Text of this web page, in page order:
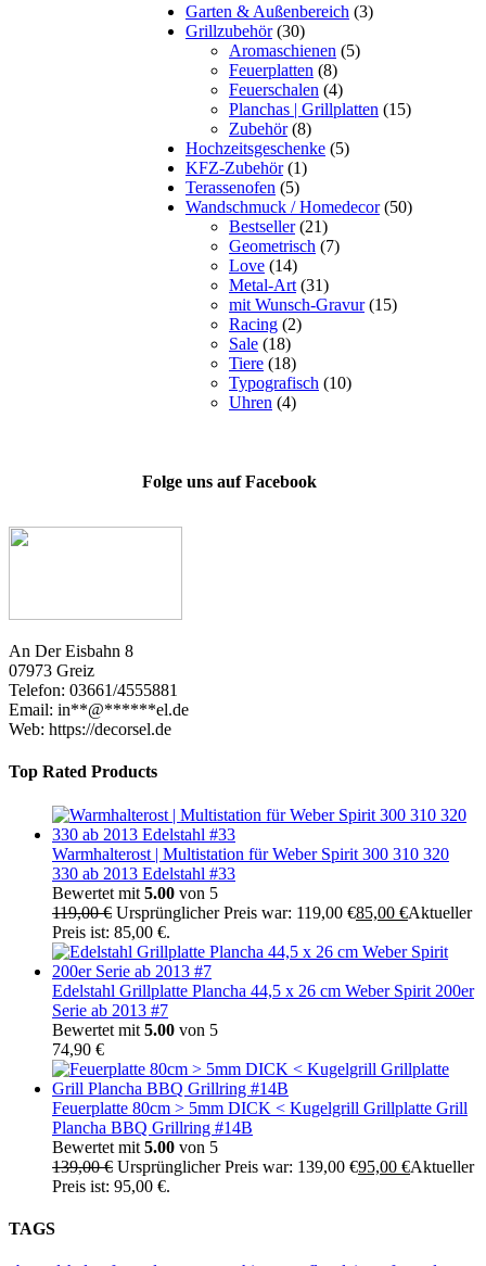
Garten & Außenbereich (3)
Grillzubehör (30)
Aromaschienen (5)
Feuerplatten (8)
Feuerschalen (4)
Planchas | Grillplatten (15)
Zubehör (8)
Hochzeitsgeschenke (5)
KFZ-Zubehör (1)
Terassenofen (5)
Wandschmuck / Homedecor (50)
Bestseller (21)
Geometrisch (7)
Love (14)
Metal-Art (31)
mit Wunsch-Gravur (15)
Racing (2)
Sale (18)
Tiere (18)
Typografisch (10)
Uhren (4)
Folge uns auf Facebook
An Der Eisbahn 8
07973 Greiz
Telefon: 03661/4555881
Email: in**@******el.de
Web: https://decorsel.de
Top Rated Products
Warmhalterost | Multistation für Weber Spirit 300 310 320
330 ab 2013 Edelstahl #33
Bewertet mit 5.00 von 5
119,00€ Ursprünglicher Preis war: 119,00 €85,00 €Aktueller
Preis ist: 85,00 €.
Edelstahl Grillplatte Plancha 44,5 x 26 cm Weber Spirit 200er
Serie ab 2013 #7
Bewertet mit 5.00 von 5
74,90 €
Feuerplatte 80cm > 5mm DICK < Kugelgrill Grillplatte Grill
Plancha BBQ Grillring #14B
Bewertet mit 5.00 von 5
139,00€ Ursprünglicher Preis war: 139,00 €95,00 €Aktueller
Preis ist: 95,00 €.
TAGS